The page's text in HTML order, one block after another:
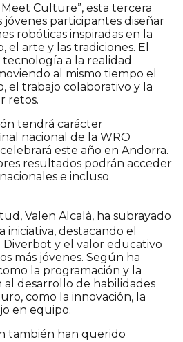
Culture”, esta tercera
jóvenes participantes diseñar
robóticas inspiradas en la
arte y las tradiciones. El
a la realidad
al mismo tiempo el
el trabajo colaborativo y la
retos.
tendrá carácter
nacional de la WRO
este año en Andorra.
resultados podrán acceder
e incluso
Valen Alcalà, ha subrayado
iniciativa, destacando el
y el valor educativo
más jóvenes. Según ha
la programación y la
desarrollo de habilidades
como la innovación, la
en equipo.
también han querido